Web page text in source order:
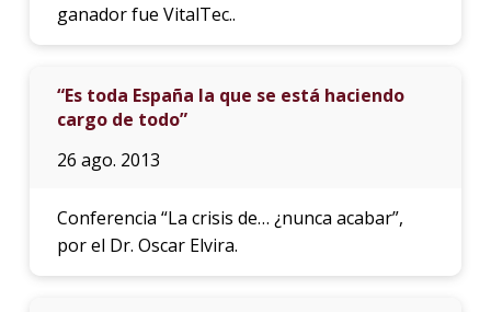
ganador fue VitalTec..
“Es toda España la que se está haciendo
cargo de todo”
26 ago. 2013
Conferencia “La crisis de… ¿nunca acabar”,
por el Dr. Oscar Elvira.